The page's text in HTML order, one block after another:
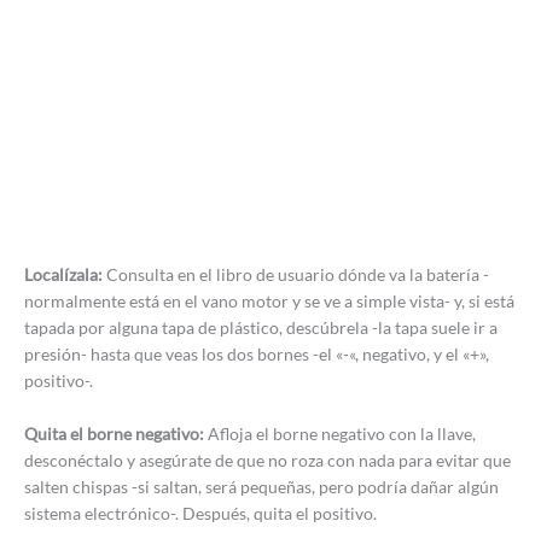
Localízala: Consulta en el libro de usuario dónde va la batería -
normalmente está en el vano motor y se ve a simple vista- y, si está
tapada por alguna tapa de plástico, descúbrela -la tapa suele ir a
presión- hasta que veas los dos bornes -el «-«, negativo, y el «+»,
positivo-.
Quita el borne negativo: Afloja el borne negativo con la llave,
desconéctalo y asegúrate de que no roza con nada para evitar que
salten chispas -si saltan, será pequeñas, pero podría dañar algún
sistema electrónico-. Después, quita el positivo.